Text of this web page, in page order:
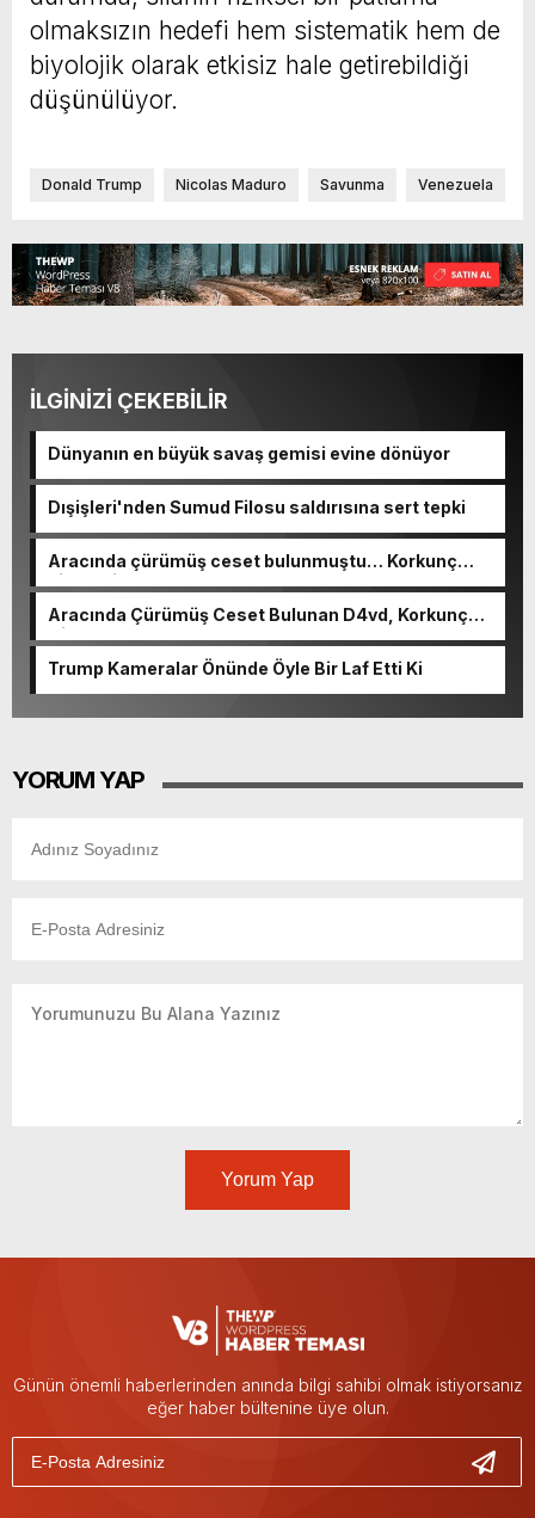
olmaksızın hedefi hem sistematik hem de
biyolojik olarak etkisiz hale getirebildiği
düşünülüyor.
Donald Trump Nicolas Maduro Savunma Venezuela
İLGİNİZİ ÇEKEBİLİR
Dünyanın en büyük savaş gemisi evine dönüyor
Dışişleri'nden Sumud Filosu saldırısına sert tepki
Aracında çürümüş ceset bulunmuştu… Korkunç
cinayetin detayları ortaya çıktı
Aracında Çürümüş Ceset Bulunan D4vd, Korkunç
Cinayetle Yargılanıyor
Trump Kameralar Önünde Öyle Bir Laf Etti Ki
YORUM YAP
Yorum Yap
Günün önemli haberlerinden anında bilgi sahibi olmak istiyorsanız
eğer haber bültenine üye olun.